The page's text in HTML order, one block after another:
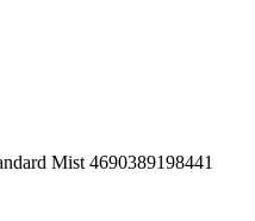
Mist 4690389198441